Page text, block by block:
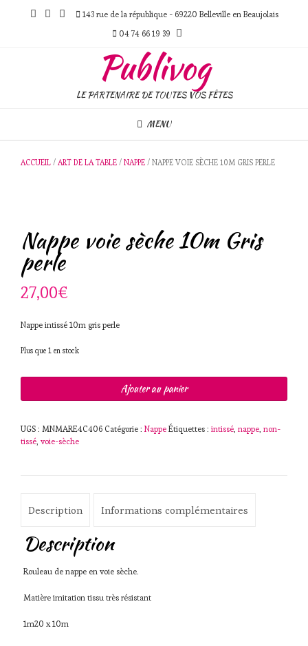
143 rue de la république - 69220 Belleville en Beaujolais
04 74 66 19 39
Publivog
LE PARTENAIRE DE TOUTES VOS FÊTES
MENU
ACCUEIL / ART DE LA TABLE / NAPPE / NAPPE VOIE SÈCHE 10M GRIS PERLE
Nappe voie sèche 10m Gris
perle
27,00€
Nappe intissé 10m gris perle
Plus que 1 en stock
sèche
10m
Ajouter au panier
UGS : MNMARE4C406 Catégorie : Nappe Étiquettes : intissé, nappe, non-
tissé, voie-sèche
Description Informations complémentaires
Description
Rouleau de nappe en voie sèche.
Matière imitation tissu très résistant
1m20 x 10m